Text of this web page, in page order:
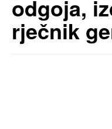
odgoja,
rječnik